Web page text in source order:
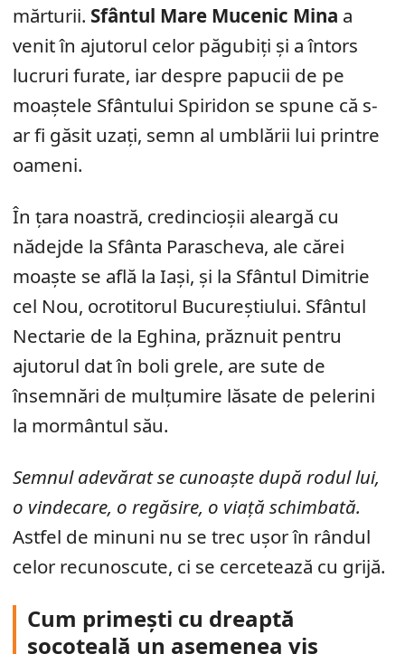
mărturii. Sfântul Mare Mucenic Mina a
venit în ajutorul celor păgubiți și a întors
lucruri furate, iar despre papucii de pe
moaștele Sfântului Spiridon se spune că s-
ar fi găsit uzați, semn al umblării lui printre
oameni.
În țara noastră, credincioșii aleargă cu
nădejde la Sfânta Parascheva, ale cărei
moaște se află la Iași, și la Sfântul Dimitrie
cel Nou, ocrotitorul Bucureștiului. Sfântul
Nectarie de la Eghina, prăznuit pentru
ajutorul dat în boli grele, are sute de
însemnări de mulțumire lăsate de pelerini
la mormântul său.
Semnul adevărat se cunoaște după rodul lui,
o vindecare, o regăsire, o viață schimbată.
Astfel de minuni nu se trec ușor în rândul
celor recunoscute, ci se cercetează cu grijă.
Cum primești cu dreaptă
socoteală un asemenea vis